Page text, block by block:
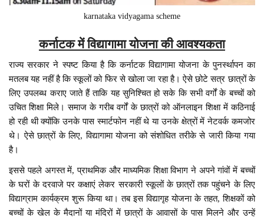
karnataka vidyagama scheme
कर्नाटक में विद्यागामा योजना की आवश्यकता
राज्य सरकार ने स्पष्ट किया है कि कर्नाटक विद्यागामा योजना के पुनर्स्थापन का
मतलब यह नहीं है कि स्कूलों को फिर से खोला जा रहा है। ऐसे छोटे सत्र छात्रों के
लिए उपलब्ध कराए जाते हैं ताकि यह सुनिश्चित हो सके कि सभी वर्गों के बच्चों को
उचित शिक्षा मिले। समाज के गरीब वर्गों के छात्रों को ऑनलाइन शिक्षा में कठिनाई
हो रही थी क्योंकि उनके पास स्मार्टफोन नहीं थे या उनके क्षेत्रों में नेटवर्क कमजोर
थे। ऐसे छात्रों के लिए, विद्यागामा योजना को संशोधित तरीके से जारी किया गया
है।
इससे पहले अगस्त में, प्राथमिक और माध्यमिक शिक्षा विभाग ने अपने गांवों में बच्चों
के घरों के दरवाजे पर कक्षाएं लेकर सरकारी स्कूलों के छात्रों तक पहुंचने के लिए
विद्याग्राम कार्यक्रम शुरू किया था। तब इस विद्यागृह योजना के तहत, शिक्षकों को
बच्चों के खेल के मैदानों या मंदिरों में छात्रों के आवासों के पास मिलने और उन्हें